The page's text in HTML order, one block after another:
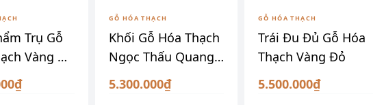
Trụ Gỗ
Vàng Đỏ
GỖ HÓA THẠCH
Khối Gỗ Hóa Thạch
Ngọc Thấu Quang
15kg
5.300.000₫
GỖ HÓA THẠCH
Trái Đu Đủ Gỗ Hóa
Thạch Vàng Đỏ
5.500.000₫